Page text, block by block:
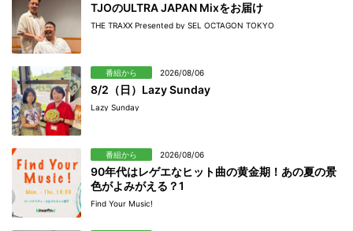
TJOのULTRA JAPAN Mixをお届け
THE TRAXX Presented by SEL OCTAGON TOKYO
番組から 2026/08/06
8/2（日）Lazy Sunday
Lazy Sunday
番組から 2026/08/06
90年代はレゲエなヒット曲の黄金期！あの夏の景
色がよみがえる？1
Find Your Music!